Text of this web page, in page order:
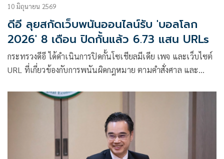
10 มิถุนายน 2569
ดีอี ลุยสกัดเว็บพนันออนไลน์รับ 'บอลโลก
2026' 8 เดือน ปิดกั้นแล้ว 6.73 แสน URLs
กระทรวงดีอี ได้ดำเนินการปิดกั้นโซเชียลมีเดีย เพจ และเว็บไซต์
URL ที่เกี่ยวข้องกับการพนันผิดกฎหมาย ตามคำสั่งศาล และ
ระหว่างวันที่ 1 ตุลาคม 2568 – 31 พฤษภาคม 2569 (ระยะเวลา